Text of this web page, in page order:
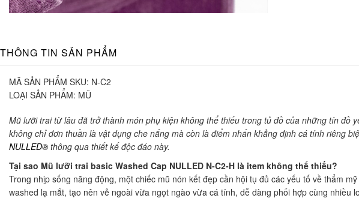
THÔNG TIN SẢN PHẨM
MÃ SẢN PHẨM SKU: N-C2
LOẠI SẢN PHẨM: MŨ
Mũ lưỡi trai từ lâu đã trở thành món phụ kiện không thể thiếu trong tủ đồ của những tín đồ
không chỉ đơn thuần là vật dụng che nắng mà còn là điểm nhấn khẳng định cá tính riêng
NULLED® thông qua thiết kế độc đáo này.
Tại sao Mũ lưỡi trai basic Washed Cap NULLED N-C2-H là item không thể thiếu?
Trong nhịp sống năng động, một chiếc mũ nón kết đẹp cần hội tụ đủ các yếu tố về thẩm
washed lạ mắt, tạo nên vẻ ngoài vừa ngọt ngào vừa cá tính, dễ dàng phối hợp cùng nhiều